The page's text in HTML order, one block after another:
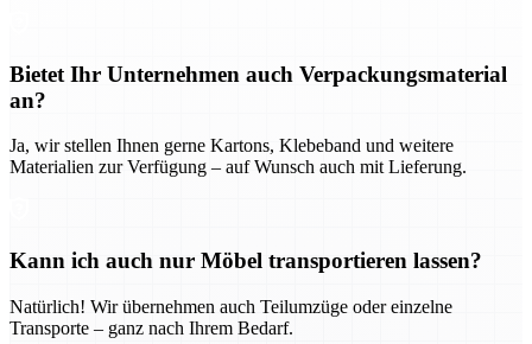
Bietet Ihr Unternehmen auch Verpackungsmaterial
an?
Ja, wir stellen Ihnen gerne Kartons, Klebeband und weitere
Materialien zur Verfügung – auf Wunsch auch mit Lieferung.
Kann ich auch nur Möbel transportieren lassen?
Natürlich! Wir übernehmen auch Teilumzüge oder einzelne
Transporte – ganz nach Ihrem Bedarf.